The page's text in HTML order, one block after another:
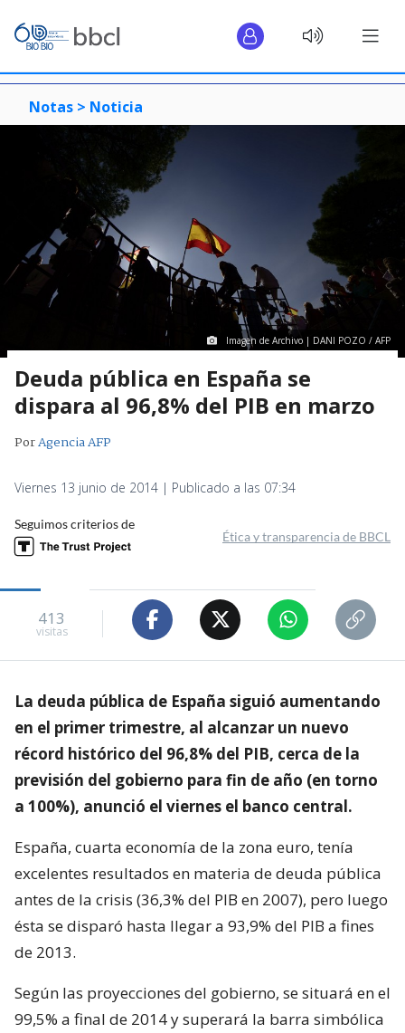
Notas > Noticia
Imagen de Archivo | DANI POZO / AFP
Deuda pública en España se
dispara al 96,8% del PIB en marzo
PorAgencia AFP
Viernes 13 junio de 2014 | Publicado a las 07:34
Seguimos criterios de
Ética y transparencia de BBCL
413
visitas
La deuda pública de España siguió aumentando
en el primer trimestre, al alcanzar un nuevo
récord histórico del 96,8% del PIB, cerca de la
previsión del gobierno para fin de año (en torno
a 100%), anunció el viernes el banco central.
España, cuarta economía de la zona euro, tenía
excelentes resultados en materia de deuda pública
antes de la crisis (36,3% del PIB en 2007), pero luego
ésta se disparó hasta llegar a 93,9% del PIB a fines
de 2013.
Según las proyecciones del gobierno, se situará en el
99,5% a final de 2014 y superará la barra simbólica